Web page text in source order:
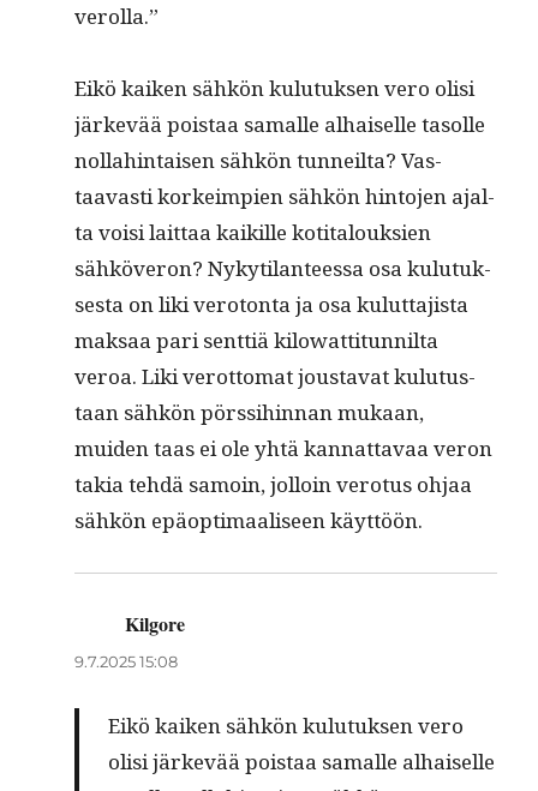
verolla.”
Eikö kaiken sähkön kulu­tuk­sen vero olisi
järkevää pois­taa samalle alhaiselle tasolle
nol­lahin­taisen sähkön tun­neil­ta? Vas­
taavasti korkeimpi­en sähkön hin­to­jen ajal­
ta voisi lait­taa kaikille koti­talouk­sien
sähköveron? Nykyti­lanteessa osa kulu­tuk­
ses­ta on liki vero­ton­ta ja osa kulut­ta­jista
mak­saa pari sent­tiä kilo­wat­ti­tun­nil­ta
veroa. Liki verot­tomat jous­ta­vat kulu­tus­
taan sähkön pörssi­hin­nan mukaan,
muiden taas ei ole yhtä kan­nat­tavaa veron
takia tehdä samoin, jol­loin vero­tus ohjaa
sähkön epäop­ti­maaliseen käyttöön.
Kilgore
9.7.2025 15:08
Eikö kaiken sähkön kulu­tuk­sen vero
olisi järkevää pois­taa samalle alhaiselle